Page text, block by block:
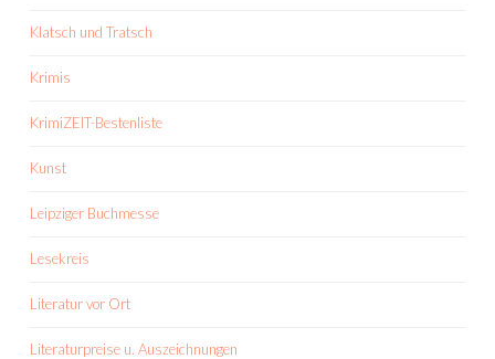
Klatsch und Tratsch
Krimis
KrimiZEIT-Bestenliste
Kunst
Leipziger Buchmesse
Lesekreis
Literatur vor Ort
Literaturpreise u. Auszeichnungen